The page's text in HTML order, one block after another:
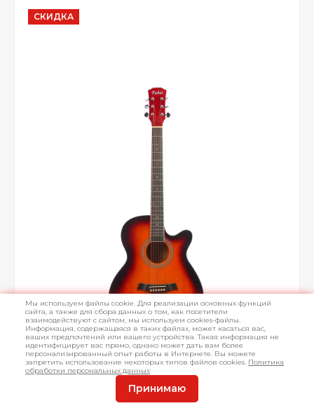
СКИДКА
Мы используем файлы cookie. Для реализации основных функций
сайта, а также для сбора данных о том, как посетители
взаимодействуют с сайтом, мы используем cookies-файлы.
Информация, содержащаяся в таких файлах, может касаться вас,
ваших предпочтений или вашего устройства. Такая информация не
идентифицирует вас прямо, однако может дать вам более
персонализированный опыт работы в Интернете. Вы можете
запретить использование некоторых типов файлов cookies. Политика
обработки персональных данных
Принимаю